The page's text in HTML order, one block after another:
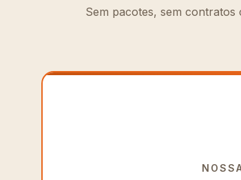
Sem pacotes, sem contratos